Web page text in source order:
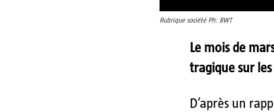
Rubrique société Ph: BWT
Le mois de
tragique sur
D’après un